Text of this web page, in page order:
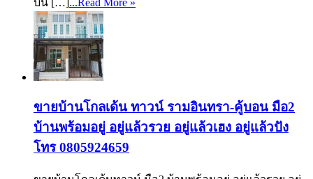
บิน […]...Read More »
ขายบ้านโกลเด้น ทาวน์ รามอินทรา-คู้บอน มือ2
บ้านพร้อมอยู่ อยู่แล้วรวย อยู่แล้วเฮง อยู่แล้วปัง
โทร 0805924659